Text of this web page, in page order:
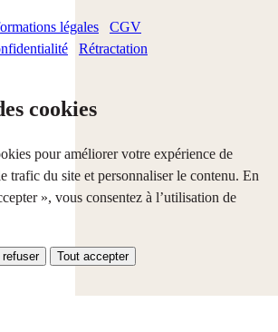
légales
CGV
Rétractation
cookies
pour améliorer votre expérience de
trafic du site et personnaliser le contenu. En
», vous consentez à l’utilisation de
refuser Tout accepter